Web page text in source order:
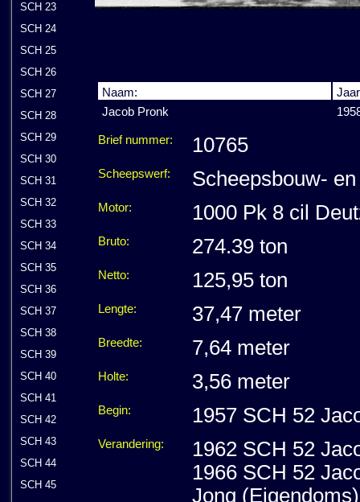
SCH 23
SCH 24
SCH 25
SCH 26
SCH 27
SCH 28
SCH 29
SCH 30
SCH 31
SCH 32
SCH 33
SCH 34
SCH 35
SCH 36
SCH 37
SCH 38
SCH 39
SCH 40
SCH 41
SCH 42
SCH 43
SCH 44
SCH 45
Naam:
Jacob Pronk
Brief nummer: 10765
Scheepswerf: Scheepsbouw-
Motor: 1000 Pk 8 cil
Bruto: 274.39 ton
Netto: 125,95 ton
Lengte: 37,47 meter
Breedte: 7,64 meter
Holte: 3,56 meter
Begin: 1957 SCH 52
Verandering:
1962 SCH 52
1966 SCH 52
Jong